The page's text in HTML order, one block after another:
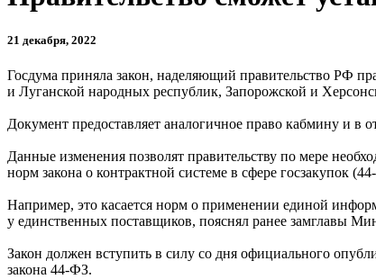
21 декабря, 2022
Госдума приняла закон, наделяющий правительство РФ
и Луганской народных республик, Запорожской и
Документ предоставляет аналогичное право кабмину и
Данные изменения позволят правительству по мере
норм закона о контрактной системе в сфере госзакупок
Например, это касается норм о применении единой
у единственных поставщиков, пояснял ранее замглавы
Закон должен вступить в силу со дня официального
закона 44-ФЗ.